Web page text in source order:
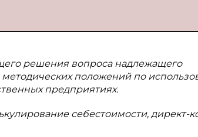
решения вопроса надлежащего
методических положений по
предприятиях.
себестоимости, директ-